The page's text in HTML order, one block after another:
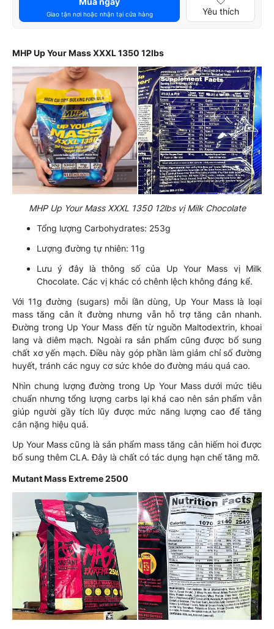
Giao tận nơi hoặc nhận tại cửa hàng Yêu thích
MHP Up Your Mass XXXL 1350 12lbs
MHP Up Your Mass XXXL 1350 12lbs vị Milk Chocolate
Tổng lượng Carbohydrates: 253g
Lượng đường tự nhiên: 11g
Lưu ý đây là thông số của Up Your Mass vị Milk
Chocolate. Các vị khác có chênh lệch không đáng kể.
Với 11g đường (sugars) mỗi lần dùng, Up Your Mass là loại
mass tăng cân ít đường nhưng vẫn hỗ trợ tăng cân nhanh.
Đường trong Up Your Mass đến từ nguồn Maltodextrin, khoai
lang và diêm mạch. Ngoài ra sản phẩm cũng được bổ sung
chất xơ yến mạch. Điều này góp phần làm giảm chỉ số đường
huyết, tránh các nguy cơ sức khỏe do đường máu quá cao.
Nhìn chung lượng đường trong Up Your Mass dưới mức tiêu
chuẩn nhưng tổng lượng carbs lại khá cao nên sản phẩm vẫn
giúp người gầy tích lũy được mức năng lượng cao để tăng
cân nặng hiệu quả.
Up Your Mass cũng là sản phẩm mass tăng cân hiếm hoi được
bổ sung thêm CLA. Đây là chất có tác dụng hạn chế tăng mỡ.
Mutant Mass Extreme 2500